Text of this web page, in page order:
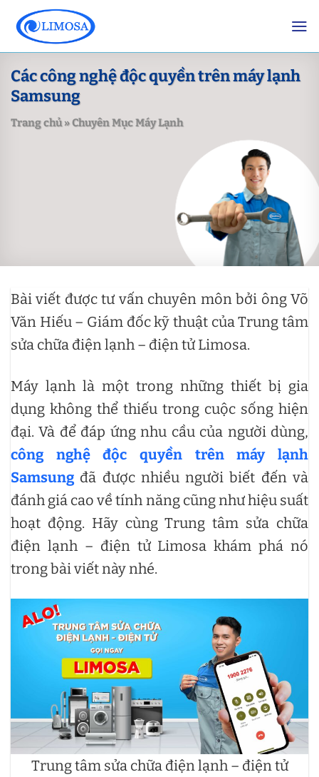
content
Các công nghệ độc quyền trên máy lạnh
Samsung
Trang chủ»Chuyên Mục Máy Lạnh
Bài viết được tư vấn chuyên môn bởi ông Võ
Văn Hiếu – Giám đốc kỹ thuật của Trung tâm
sửa chữa điện lạnh – điện tử Limosa.
Máy lạnh là một trong những thiết bị gia
dụng không thể thiếu trong cuộc sống hiện
đại. Và để đáp ứng nhu cầu của người dùng,
công nghệ độc quyền trên máy lạnh
Samsung đã được nhiều người biết đến và
đánh giá cao về tính năng cũng như hiệu suất
hoạt động. Hãy cùng Trung tâm sửa chữa
điện lạnh – điện tử Limosa khám phá nó
trong bài viết này nhé.
Trung tâm sửa chữa điện lạnh – điện tử